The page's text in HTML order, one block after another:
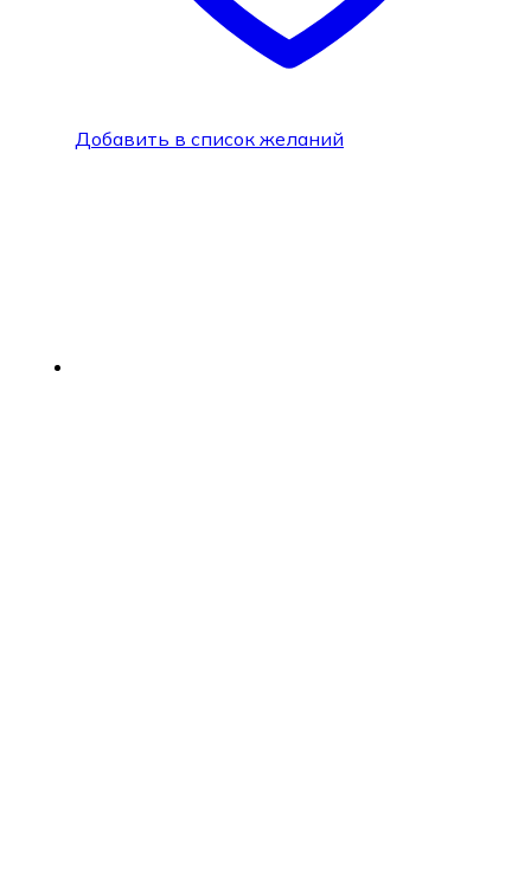
Добавить в список желаний